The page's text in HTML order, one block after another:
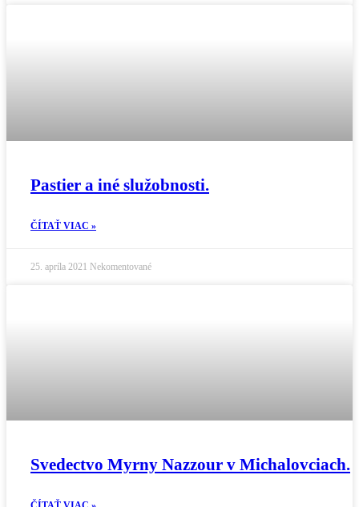
Pastier a iné služobnosti.
ČÍTAŤ VIAC »
25. apríla 2021 Nekomentované
Svedectvo Myrny Nazzour v Michalovciach.